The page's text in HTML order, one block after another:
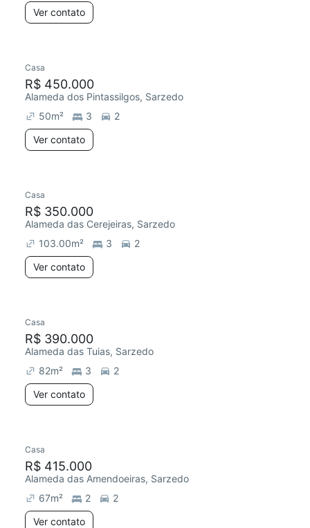
Ver contato
Casa
R$ 450.000
Alameda dos Pintassilgos, Sarzedo
50m² 3
2
Ver contato
Casa
R$ 350.000
Alameda das Cerejeiras, Sarzedo
103.00m² 3
2
Ver contato
Casa
R$ 390.000
Alameda das Tuias, Sarzedo
82m² 3
2
Ver contato
Casa
R$ 415.000
Alameda das Amendoeiras, Sarzedo
67m² 2
2
Ver contato